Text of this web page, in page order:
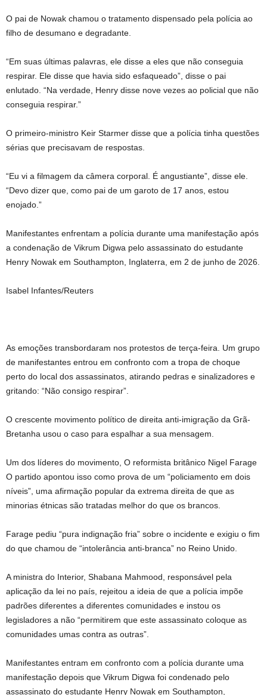
O pai de Nowak chamou o tratamento dispensado pela polícia ao
filho de desumano e degradante.
“Em suas últimas palavras, ele disse a eles que não conseguia
respirar. Ele disse que havia sido esfaqueado”, disse o pai
enlutado. “Na verdade, Henry disse nove vezes ao policial que não
conseguia respirar.”
O primeiro-ministro Keir Starmer disse que a polícia tinha questões
sérias que precisavam de respostas.
“Eu vi a filmagem da câmera corporal. É angustiante”, disse ele.
“Devo dizer que, como pai de um garoto de 17 anos, estou
enojado.”
Manifestantes enfrentam a polícia durante uma manifestação após
a condenação de Vikrum Digwa pelo assassinato do estudante
Henry Nowak em Southampton, Inglaterra, em 2 de junho de 2026.
Isabel Infantes/Reuters
As emoções transbordaram nos protestos de terça-feira. Um grupo
de manifestantes entrou em confronto com a tropa de choque
perto do local dos assassinatos, atirando pedras e sinalizadores e
gritando: “Não consigo respirar”.
O crescente movimento político de direita anti-imigração da Grã-
Bretanha usou o caso para espalhar a sua mensagem.
Um dos líderes do movimento, O reformista britânico Nigel Farage
O partido apontou isso como prova de um “policiamento em dois
níveis”, uma afirmação popular da extrema direita de que as
minorias étnicas são tratadas melhor do que os brancos.
Farage pediu “pura indignação fria” sobre o incidente e exigiu o fim
do que chamou de “intolerância anti-branca” no Reino Unido.
A ministra do Interior, Shabana Mahmood, responsável pela
aplicação da lei no país, rejeitou a ideia de que a polícia impõe
padrões diferentes a diferentes comunidades e instou os
legisladores a não “permitirem que este assassinato coloque as
comunidades umas contra as outras”.
Manifestantes entram em confronto com a polícia durante uma
manifestação depois que Vikrum Digwa foi condenado pelo
assassinato do estudante Henry Nowak em Southampton,